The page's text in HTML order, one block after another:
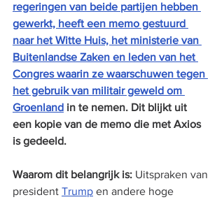
regeringen van beide partijen hebben
gewerkt, heeft een memo gestuurd
naar het Witte Huis, het ministerie van
Buitenlandse Zaken en leden van het
Congres waarin ze waarschuwen tegen
het gebruik van militair geweld om
Groenland in te nemen. Dit blijkt uit
een kopie van de memo die met Axios
is gedeeld.
Waarom dit belangrijk is: Uitspraken van
president Trump en andere hoge